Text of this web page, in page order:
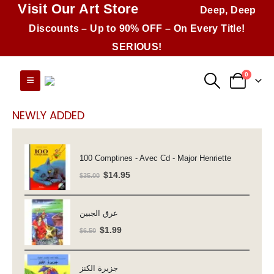
Visit Our Art Store
Deep, Deep
Discounts – Up to 90% OFF – On Every Title!
SERIOUS!
0
NEWLY ADDED
100 Comptines - Avec Cd - Major Henriette
$35.00 Original
$35.00.
$14.95Current
عرق الجبين
$6.50 Original
$6.50.
$1.99Current
جزيرة الكنز